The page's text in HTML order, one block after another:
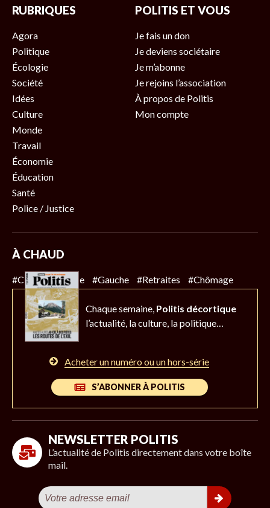
RUBRIQUES
Agora
Politique
Écologie
Société
Idées
Culture
Monde
Travail
Économie
Éducation
Santé
Police / Justice
POLITIS ET VOUS
Je fais un don
Je deviens sociétaire
Je m’abonne
Je rejoins l’association
À propos de Politis
Mon compte
À CHAUD
#Climat #Police #Gauche #Retraites #Chômage
Chaque semaine, Politis décortique
l’actualité, la culture, la politique…
Acheter un numéro ou un hors-série
S’ABONNER À POLITIS
NEWSLETTER POLITIS
L’actualité de Politis directement dans votre boîte
mail.